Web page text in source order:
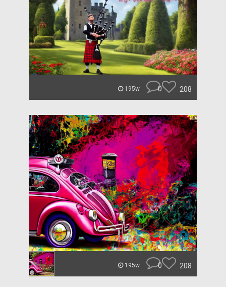
195w 0 208
195w 0 208